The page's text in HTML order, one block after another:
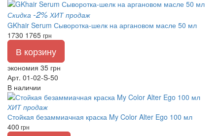
Скидка -2% ХИТ продаж
GKhair Serum Сыворотка-шелк на аргановом масле 50 мл
1730 1765 грн
В корзину
экономия 35 грн
Арт. 01-02-S-50
В наличии
ХИТ продаж
Стойкая безаммиачная краска My Color Alter Ego 100 мл
400 грн